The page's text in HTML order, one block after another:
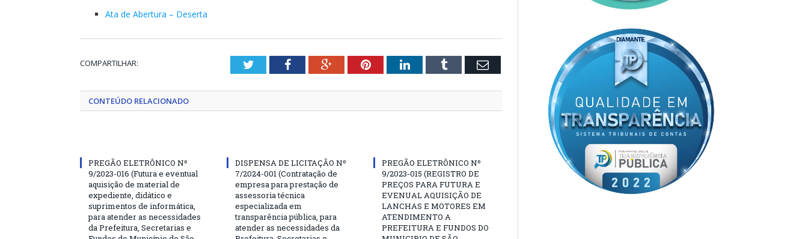
Ata de Abertura – Deserta
COMPARTILHAR: TwitterFacebookGoogle+PinterestLinkedInTumblr Email
CONTEÚDO RELACIONADO
PREGÃO ELETRÔNICO Nº
9/2023-016 (Futura e eventual
aquisição de material de
expediente, didático e
suprimentos de informática,
para atender as necessidades
da Prefeitura, Secretarias e
DISPENSA DE LICITAÇÃO Nº
7/2024-001 (Contratação de
empresa para prestação de
assessoria técnica
especializada em
transparência pública, para
atender as necessidades da
PREGÃO ELETRÔNICO Nº
9/2023-015 (REGISTRO DE
PREÇOS PARA FUTURA E
EVENUAL AQUISIÇÃO DE
LANCHAS E MOTORES EM
ATENDIMENTO A
PREFEITURA E FUNDOS DO